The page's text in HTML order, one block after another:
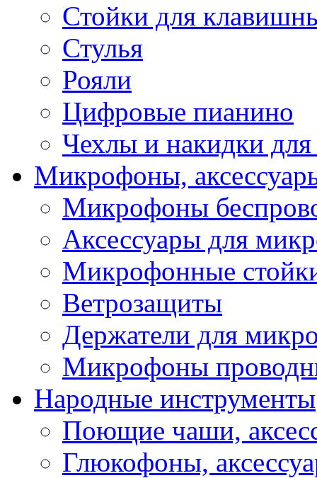
Стойки для
Стулья
Рояли
Цифровые пианино
Чехлы и накидки
Микрофоны,
Микрофоны
Аксессуары для
Микрофонные
Ветрозащиты
Держатели для
Микрофоны
Народные инструменты
Поющие чаши,
Глюкофоны,